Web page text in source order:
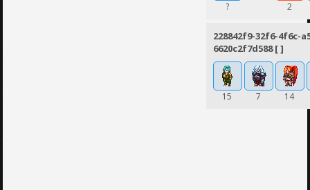
? 2
228842f9-32f6-4f6c-
6620c2f7d588 [ ]
15 7 14